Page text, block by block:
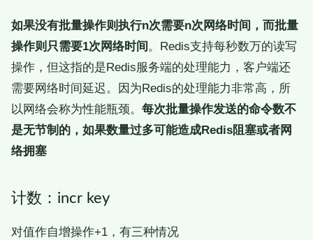
如果没有批量操作则执行n次需要n次网络时间，而批量
操作则只需要1次网络时间。Redis支持每秒数万的读写
操作，但这指的是Redis服务端的处理能力，客户端还
需要网络时间延迟。因为Redis的处理能力非常高，所
以网络会称为性能瓶颈。 每次批量操作发送的命令数不
是无节制的，如果数量过多可能造成Redis阻塞或者网
络拥塞
计数：incr key
对值作自增操作+1，有三种情况